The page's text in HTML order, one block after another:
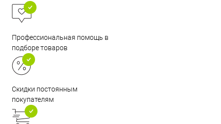
Профессиональная помощь в
подборе товаров
Скидки постоянным
покупателям